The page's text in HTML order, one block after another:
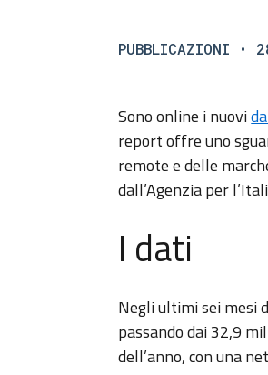
PUBBLICAZIONI •
Sono online i nuovi
report offre uno
remote e delle
dall’Agenzia per
I dati
Negli ultimi sei mesi
passando dai 32,9
dell’anno, con una